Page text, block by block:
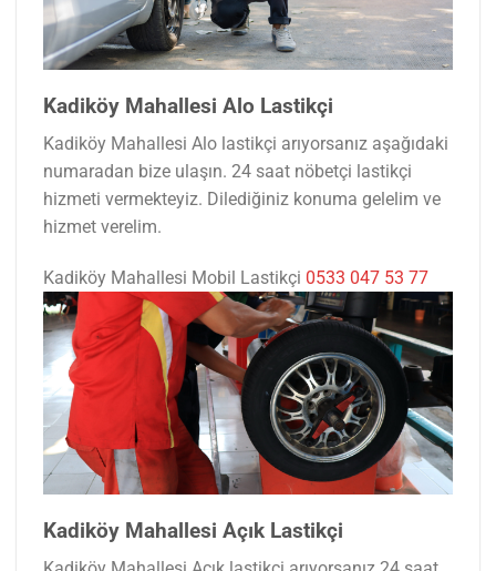
Kadiköy Mahallesi Alo Lastikçi
Kadiköy Mahallesi Alo lastikçi arıyorsanız aşağıdaki
numaradan bize ulaşın. 24 saat nöbetçi lastikçi
hizmeti vermekteyiz. Dilediğiniz konuma gelelim ve
hizmet verelim.
Kadiköy Mahallesi Mobil Lastikçi 0533 047 53 77
Kadiköy Mahallesi Açık Lastikçi